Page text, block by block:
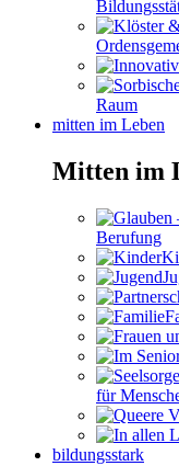
Raum
mitten im Leben
Mitten im
Berufung
für
bildungsstark